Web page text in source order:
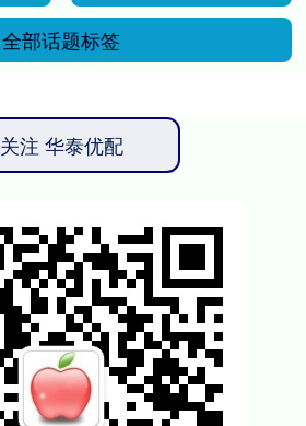
全部话题标签
关注 华泰优配